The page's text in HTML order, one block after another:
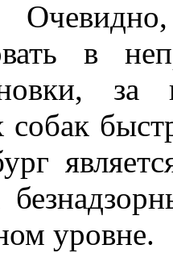
в
за
собак
уровне.